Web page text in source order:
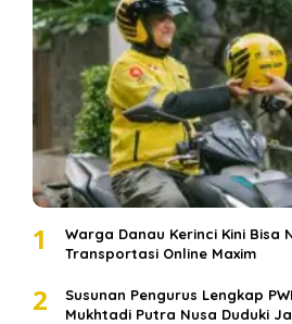
1
Warga Danau Kerinci Kini Bisa
Transportasi Online Maxim
2
Susunan Pengurus Lengkap
Mukhtadi Putra Nusa Duduki